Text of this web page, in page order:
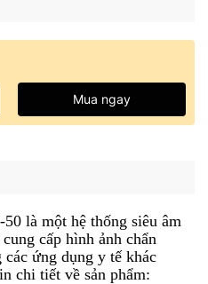
Mua ngay
là một hệ thống siêu âm
cấp hình ảnh chẩn
ứng dụng y tế khác
chi tiết về sản phẩm: